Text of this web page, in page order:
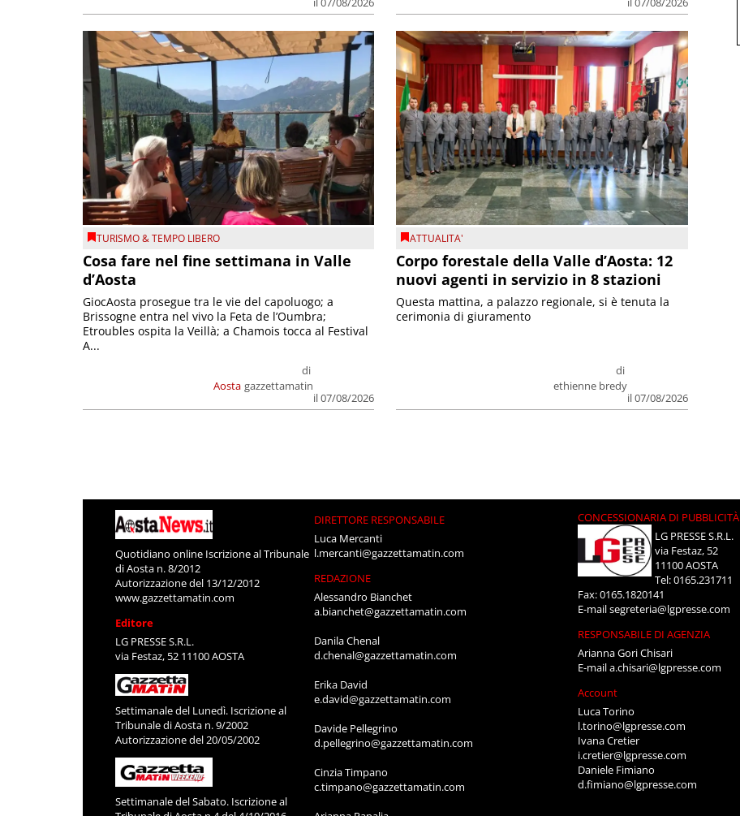
TURISMO & TEMPO LIBERO
Cosa fare nel fine settimana in Valle
d’Aosta
Aosta
di
gazzettamatin
il 07/08/2026
GiocAosta prosegue tra le vie del capoluogo; a
Brissogne entra nel vivo la Feta de l’Oumbra;
Etroubles ospita la Veillà; a Chamois tocca al Festival
A...
ATTUALITA'
Corpo forestale della Valle d’Aosta: 12
nuovi agenti in servizio in 8 stazioni
di
ethienne bredy
il 07/08/2026
Questa mattina, a palazzo regionale, si è tenuta la
cerimonia di giuramento
Quotidiano online Iscrizione al Tribunale
di Aosta n. 8/2012
Autorizzazione del 13/12/2012
www.gazzettamatin.com
Editore
LG PRESSE S.R.L.
via Festaz, 52 11100 AOSTA
Settimanale del Lunedì. Iscrizione al
Tribunale di Aosta n. 9/2002
Autorizzazione del 20/05/2002
Settimanale del Sabato. Iscrizione al
DIRETTORE RESPONSABILE
Luca Mercanti
l.mercanti@gazzettamatin.com
REDAZIONE
Alessandro Bianchet
a.bianchet@gazzettamatin.com
Danila Chenal
d.chenal@gazzettamatin.com
Erika David
e.david@gazzettamatin.com
Davide Pellegrino
d.pellegrino@gazzettamatin.com
Cinzia Timpano
c.timpano@gazzettamatin.com
CONCESSIONARIA DI PUBBLICITÀ
LG PRESSE S.R.L.
via Festaz, 52
11100 AOSTA
Tel: 0165.231711
Fax: 0165.1820141
E-mailsegreteria@lgpresse.com
RESPONSABILE DI AGENZIA
Arianna Gori Chisari
E-maila.chisari@lgpresse.com
Account
Luca Torino
l.torino@lgpresse.com
Ivana Cretier
i.cretier@lgpresse.com
Daniele Fimiano
d.fimiano@lgpresse.com